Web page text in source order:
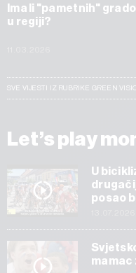
Ima li "pametnih"
u regiji?
SVE VIJESTI IZ RUBRIKE GREEN
Let’s play
U
posao
mamac